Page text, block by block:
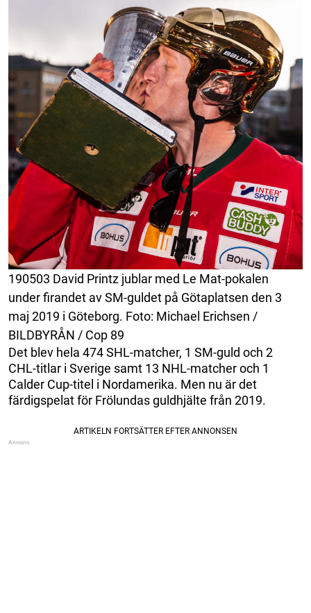
190503 David Printz jublar med Le Mat-pokalen
under firandet av SM-guldet på Götaplatsen den 3
maj 2019 i Göteborg. Foto: Michael Erichsen /
BILDBYRÅN / Cop 89
Det blev hela 474 SHL-matcher, 1 SM-guld och 2
CHL-titlar i Sverige samt 13 NHL-matcher och 1
Calder Cup-titel i Nordamerika. Men nu är det
färdigspelat för Frölundas guldhjälte från 2019.